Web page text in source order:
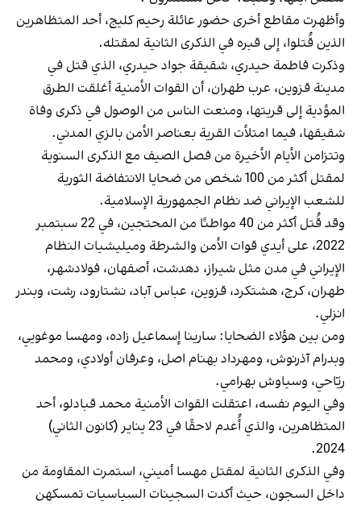
وأظهرت مقاطع أخرى حضور عائلة رحيم كليج، أحد المتظاهرين
الذين قُتلوا، إلى قبره في الذكرى الثانية لمقتله.
وذكرت فاطمة حيدري، شقيقة جواد حيدري، الذي قتل في
مدينة قزوين، عرب طهران، أن القوات الأمنية أغلقت الطرق
المؤدية إلى قريتها، ومنعت الناس من الوصول في ذكرى وفاة
شقيقها، فيما امتلأت القرية بعناصر الأمن بالزي المدني.
وتتزامن الأيام الأخيرة من فصل الصيف مع الذكرى السنوية
لمقتل أكثر من 100 شخص من ضحايا الانتفاضة الثورية
للشعب الإيراني ضد نظام الجمهورية الإسلامية.
وقد قُتل أكثر من 40 مواطنًا من المحتجين، في 22 سبتمبر
2022، على أيدي قوات الأمن والشرطة وميليشيات النظام
الإيراني في مدن مثل شيراز، دهدشت، أصفهان، فولادشهر،
طهران، كرج، هشتكرد، قزوين، عباس‌ آباد، نشتارود، رشت، وبندر
انزلي.
ومن بين هؤلاء الضحايا: سارينا إسماعيل ‌زاده، ومهسا موغويي،
وبدرام آذرنوش، ومهرداد بهنام‌ اصل، وعرفان أولادي، ومحمد
ريّاحي، وسياوش بهرامي.
وفي اليوم نفسه، اعتقلت القوات الأمنية محمد قبادلو، أحد
المتظاهرين، والذي أُعدم لاحقًا في 23 يناير (كانون الثاني)
2024.
وفي الذكرى الثانية لمقتل مهسا أميني، استمرت المقاومة من
داخل السجون، حيث أكدت السجينات السياسيات تمسكهن